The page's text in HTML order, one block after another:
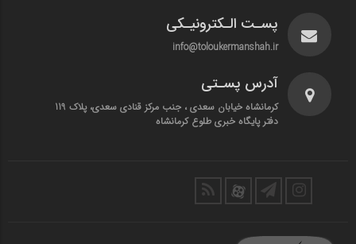
پسـت الـکترونیـکی
info@toloukermanshah.ir
آدرس پسـتی
کرمانشاه خیابان سعدی ، جنب مرکز قنادی سعدی، پلاک 119
دفتر پایگاه خبری طلوع کرمانشاه